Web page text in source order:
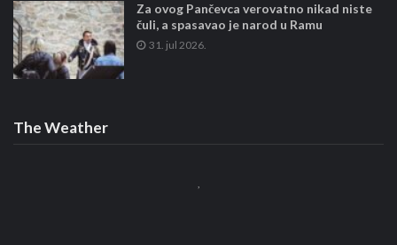
Za ovog Pančevca verovatno nikad niste
čuli, a spasavao je narod u Ramu
31. jul 2026.
The Weather